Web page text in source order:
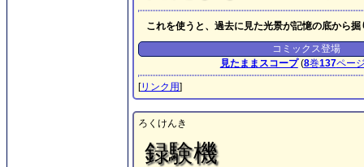
これを使うと、過去に見た光景が記憶の底から
コミックス登場
見たままスコープ(8巻137ペー
[リンク用]
ろくけんき
録験機